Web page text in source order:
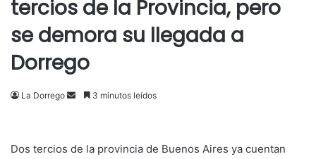
tercios de la Provincia, pero
se demora su llegada a
Dorrego
La Dorrego
Send3 minutos leídos
Dos tercios de la provincia de Buenos Aires ya cuentan